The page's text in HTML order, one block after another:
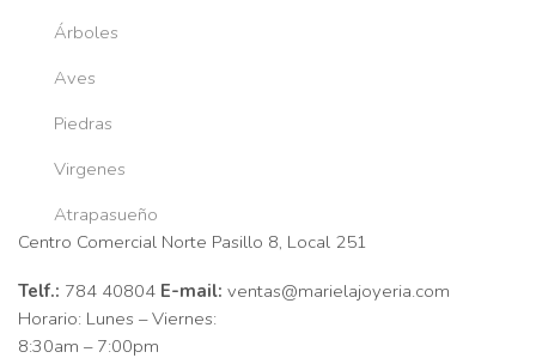
Árboles
Aves
Piedras
Virgenes
Atrapasueño
Centro Comercial Norte Pasillo 8, Local 251
Telf.: 784 40804 E-mail: ventas@marielajoyeria.com
Horario: Lunes – Viernes:
8:30am – 7:00pm